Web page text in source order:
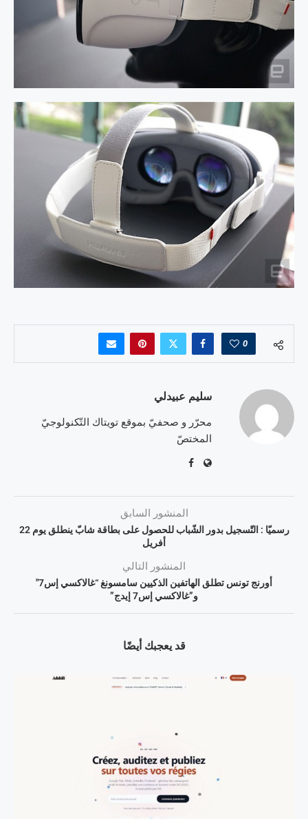
0
سليم عبيدلي
محرّر و صحفيّ بموقع تويتاك التّكنولوجيّ
المختصّ
المنشور السابق
رسميّا : التّسجيل بدور الشّباب للحصول على بطاقة شابّ ينطلق يوم 22
أفريل
المنشور التالي
أورنج تونس تطلق الهاتفين الذكيين سامسونغ “غالاكسي إس7″
و”غالاكسي إس7 إيدج”
قد يعجبك أيضًا